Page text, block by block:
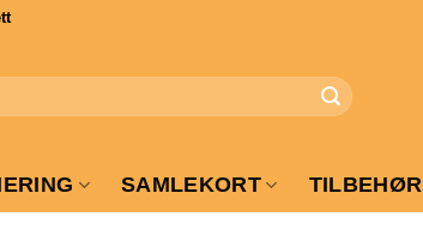
SAMLEKORT TILBEHØR